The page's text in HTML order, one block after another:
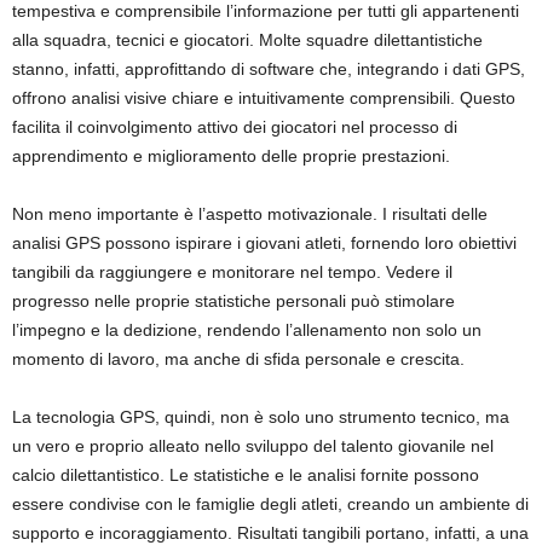
tempestiva e comprensibile l’informazione per tutti gli appartenenti
alla squadra, tecnici e giocatori. Molte squadre dilettantistiche
stanno, infatti, approfittando di software che, integrando i dati GPS,
offrono analisi visive chiare e intuitivamente comprensibili. Questo
facilita il coinvolgimento attivo dei giocatori nel processo di
apprendimento e miglioramento delle proprie prestazioni.
Non meno importante è l’aspetto motivazionale. I risultati delle
analisi GPS possono ispirare i giovani atleti, fornendo loro obiettivi
tangibili da raggiungere e monitorare nel tempo. Vedere il
progresso nelle proprie statistiche personali può stimolare
l’impegno e la dedizione, rendendo l’allenamento non solo un
momento di lavoro, ma anche di sfida personale e crescita.
La tecnologia GPS, quindi, non è solo uno strumento tecnico, ma
un vero e proprio alleato nello sviluppo del talento giovanile nel
calcio dilettantistico. Le statistiche e le analisi fornite possono
essere condivise con le famiglie degli atleti, creando un ambiente di
supporto e incoraggiamento. Risultati tangibili portano, infatti, a una